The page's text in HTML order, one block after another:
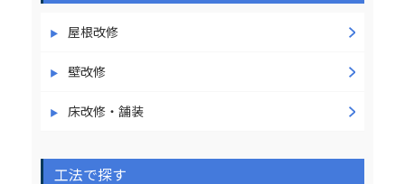
屋根改修
壁改修
床改修・舗装
工法で探す